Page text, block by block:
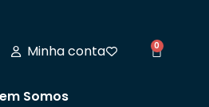
Minha conta 0
Somos